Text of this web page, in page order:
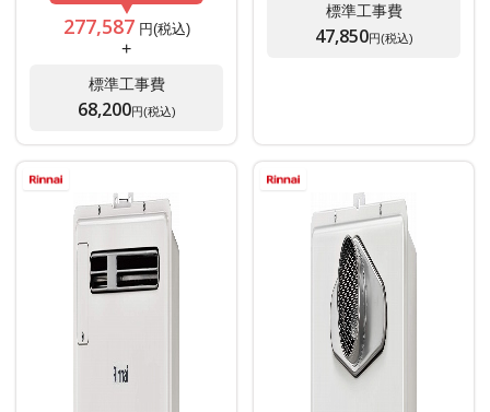
277,587円(税込)
+
標準工事費
68,200円(税込)
標準工事費
47,850円(税込)